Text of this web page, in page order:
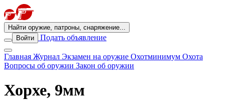
Найти оружие, патроны, снаряжение...
Войти
Подать объявление
Главная Журнал Экзамен на оружие Охотминимум Охота
Вопросы об оружии Закон об оружии
Хорхе, 9мм